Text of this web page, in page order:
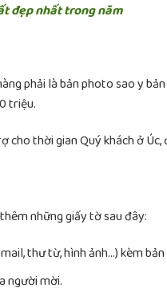
đẹp nhất trong năm
phải là bản photo sao y
triệu.
thời gian Quý khách ở
những giấy tờ sau đây:
thư từ, hình ảnh…) kèm
người mời.